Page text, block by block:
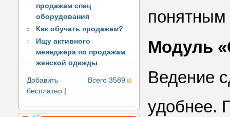
продажам спец
оборудования
Как обучать продажам?
Ищу активного
менеджера по продажам
женской одежды
Всего 3589
Добавить
бесплатно |
Модуль
Ведение
удобнее.